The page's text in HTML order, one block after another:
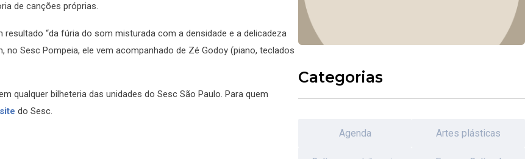
de canções próprias.
resultado “da fúria do som misturada com a densidade e a delicadeza
no Sesc Pompeia, ele vem acompanhado de Zé Godoy (piano, teclados
qualquer bilheteria das unidades do Sesc São Paulo. Para quem
site do Sesc.
Categorias
Agenda Artes plásticas